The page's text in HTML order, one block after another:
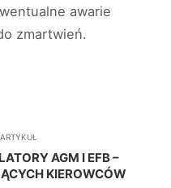
awarie
zmartwień.
AGM I EFB –
KIEROWCÓW